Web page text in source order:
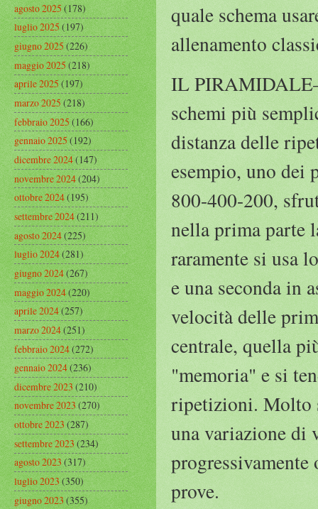
quale schema
allenamento
IL
schemi più
distanza delle
esempio, uno dei
800-400-200,
nella prima parte
raramente si usa
e una seconda in
velocità delle
centrale, quella
"memoria" e si
ripetizioni. Molto
una variazione di
prove.
agosto 2025(178)
luglio 2025(197)
giugno 2025(226)
maggio 2025(218)
aprile 2025(197)
marzo 2025(218)
febbraio 2025(166)
gennaio 2025(192)
dicembre 2024(147)
novembre 2024(204)
ottobre 2024(195)
settembre 2024(211)
agosto 2024(225)
luglio 2024(281)
giugno 2024(267)
maggio 2024(220)
aprile 2024(257)
marzo 2024(251)
febbraio 2024(272)
gennaio 2024(236)
dicembre 2023(210)
novembre 2023(270)
ottobre 2023(287)
settembre 2023(234)
agosto 2023(317)
luglio 2023(350)
giugno 2023(355)